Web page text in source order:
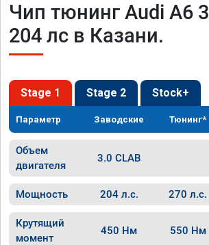
Чип тюнинг Audi A6
204 лс в Казани.
Stage 1 Stage 2 Stock+
Параметр Заводские Тюнинг*
Объем
двигателя
3.0 CLAB
Мощность 204 л.с. 270 л.с.
Крутящий
момент
450 Нм 550 Нм